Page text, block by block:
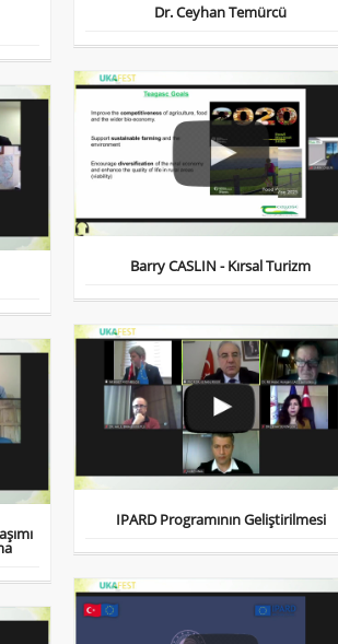
Dr. Ceyhan Temürcü
Barry CASLIN - Kırsal Turizm
IPARD Programının Geliştirilmesi